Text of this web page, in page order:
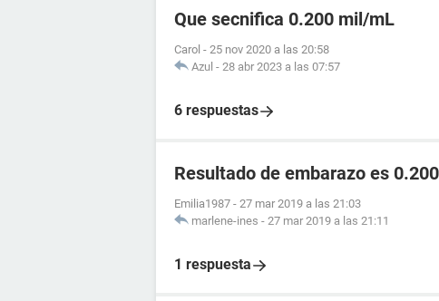
Que secnifica 0.200 mil/mL
Carol - 25 nov 2020 a las 20:58
Azul - 28 abr 2023 a las 07:57
6 respuestas
Resultado de embarazo es
Emilia1987 - 27 mar 2019 a las 21:03
marlene-ines - 27 mar 2019 a las 21:11
1 respuesta